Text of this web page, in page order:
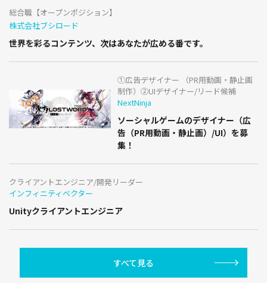
総合職【オープンポジション】
株式会社ブシロード
世界を彩るコンテンツ、次はあなたが広める番です。
①広告デザイナー （PR用動画・静止画
制作）②UIデザイナー/リード候補
NextNinja
ソーシャルゲームのデザイナー（広
告（PR用動画・静止画）/UI）を募
集！
クライアントエンジニア/開発リーダー
インフィニティベクター
Unityクライアントエンジニア
すべて見る